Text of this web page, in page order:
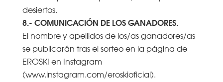
desiertos.
8.- COMUNICACIÓN DE LOS GANADORES.
El nombre y apellidos de los/as ganadores/as
se publicarán tras el sorteo en la página de
EROSKI en Instagram
(www.instagram.com/eroskioficial).